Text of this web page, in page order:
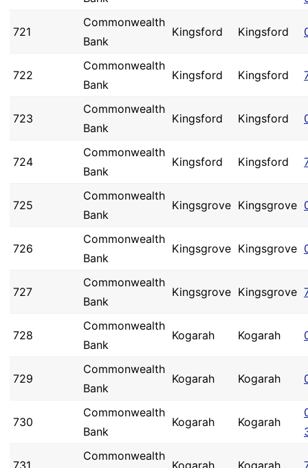
721
Commonwealth
Bank
Kingsford Kingsford
722
Commonwealth
Bank
Kingsford Kingsford
723
Commonwealth
Bank
Kingsford Kingsford
724
Commonwealth
Bank
Kingsford Kingsford
725
Commonwealth
Bank
Kingsgrove Kingsgrove
726
Commonwealth
Bank
Kingsgrove Kingsgrove
727
Commonwealth
Bank
Kingsgrove Kingsgrove
728
Commonwealth
Bank
Kogarah Kogarah
729
Commonwealth
Bank
Kogarah Kogarah
730
Commonwealth
Bank
Kogarah Kogarah
731
Commonwealth
Kogarah Kogarah